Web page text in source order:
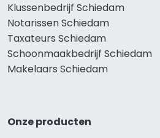
Klussenbedrijf Schiedam
Notarissen Schiedam
Taxateurs Schiedam
Schoonmaakbedrijf Schiedam
Makelaars Schiedam
Onze producten